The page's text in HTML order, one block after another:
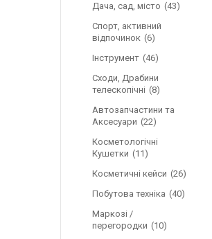
Дача, сад, місто
43
Спорт, активний
відпочинок 6
Інструмент
46
Сходи, Драбини
телескопічні
8
Автозапчастини та
Аксесуари
22
Косметологічні
Кушетки
11
Косметичні кейси
26
Побутова техніка
40
Маркозі /
перегородки
10